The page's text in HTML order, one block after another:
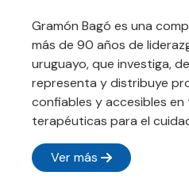
Gramón Bagó es una
más de 90 años de
uruguayo, que investiga,
representa y distribuye
confiables y accesibles en
terapéuticas para el
Ver más